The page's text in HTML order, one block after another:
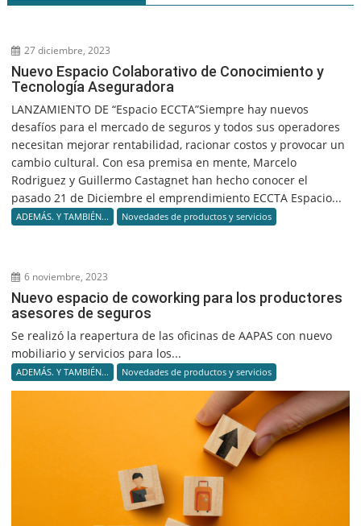
27 diciembre, 2023
Nuevo Espacio Colaborativo de Conocimiento y
Tecnología Aseguradora
LANZAMIENTO DE “Espacio ECCTA”Siempre hay nuevos
desafíos para el mercado de seguros y todos sus operadores
necesitan mejorar rentabilidad, racionar costos y provocar un
cambio cultural. Con esa premisa en mente, Marcelo
Rodriguez y Guillermo Castagnet han hecho conocer el
pasado 21 de Diciembre el emprendimiento ECCTA Espacio...
ADEMÁS. Y TAMBIÉN... Novedades de productos y servicios
6 noviembre, 2023
Nuevo espacio de coworking para los productores
asesores de seguros
Se realizó la reapertura de las oficinas de AAPAS con nuevo
mobiliario y servicios para los...
ADEMÁS. Y TAMBIÉN... Novedades de productos y servicios